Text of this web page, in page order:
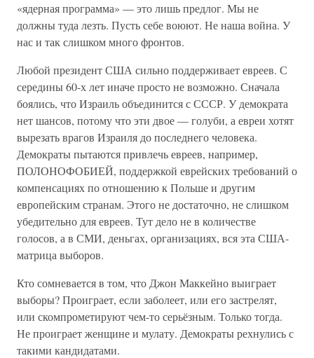
«ядерная программа» — это лишь предлог. Мы не
должны туда лезть. Пусть себе воюют. Не наша война. У
нас и так слишком много фронтов.
Любой президент США сильно поддерживает евреев. С
середины 60-х лет иначе просто не возможно. Сначала
боялись, что Израиль объединится с СССР. У демократа
нет шансов, потому что эти двое — голуби, а евреи хотят
вырезать врагов Израиля до последнего человека.
Демократы пытаются привлечь евреев, например,
ПОЛОНОФОБИЕЙ, поддержкой еврейских требований о
компенсациях по отношению к Польше и другим
европейским странам. Этого не достаточно, не слишком
убедительно для евреев. Тут дело не в количестве
голосов, а в СМИ, деньгах, организациях, вся эта США-
матрица выборов.
Кто сомневается в том, что Джон Маккейно выиграет
выборы? Проиграет, если заболеет, или его застрелят,
или скомпрометируют чем-то серьёзным. Только тогда.
Не проиграет женщине и мулату. Демократы рехнулись с
такими кандидатами.